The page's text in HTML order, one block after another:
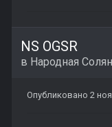
NS OGSR
в Народная
Опубликовано 2